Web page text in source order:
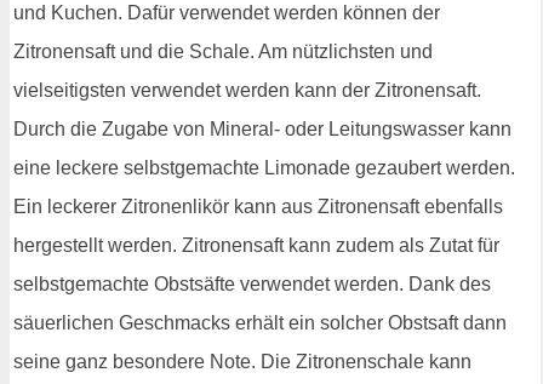
und Kuchen. Dafür verwendet werden können der
Zitronensaft und die Schale. Am nützlichsten und
vielseitigsten verwendet werden kann der Zitronensaft.
Durch die Zugabe von Mineral- oder Leitungswasser kann
eine leckere selbstgemachte Limonade gezaubert werden.
Ein leckerer Zitronenlikör kann aus Zitronensaft ebenfalls
hergestellt werden. Zitronensaft kann zudem als Zutat für
selbstgemachte Obstsäfte verwendet werden. Dank des
säuerlichen Geschmacks erhält ein solcher Obstsaft dann
seine ganz besondere Note. Die Zitronenschale kann